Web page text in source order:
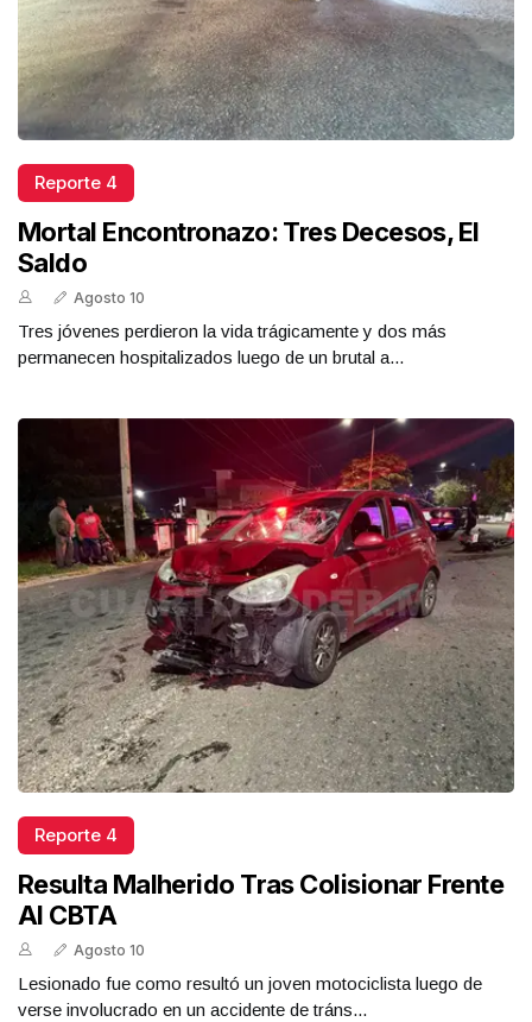
Reporte 4
Mortal Encontronazo: Tres Decesos, El
Saldo
Agosto 10
Tres jóvenes perdieron la vida trágicamente y dos más
permanecen hospitalizados luego de un brutal a...
Reporte 4
Resulta Malherido Tras Colisionar Frente
Al CBTA
Agosto 10
Lesionado fue como resultó un joven motociclista luego de
verse involucrado en un accidente de tráns...